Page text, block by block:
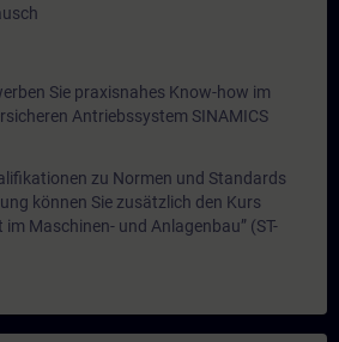
Sie praxisnahes Know-how im
Antriebssystem SINAMICS
zu Normen und Standards
können Sie zusätzlich den Kurs
im Maschinen- und Anlagenbau” (ST-